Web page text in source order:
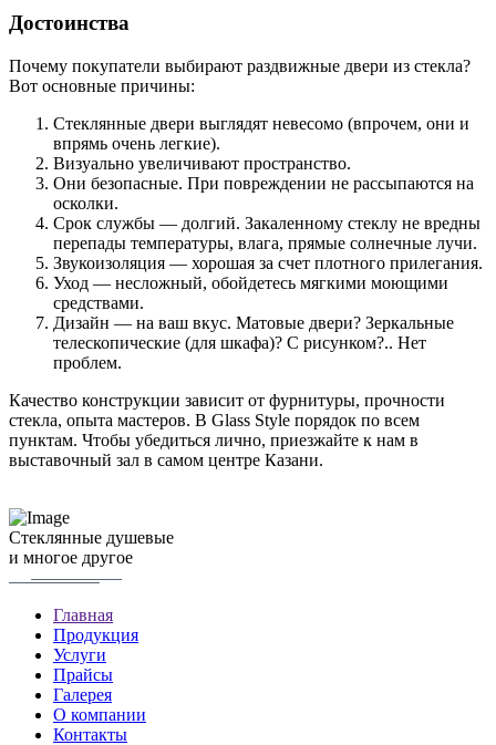
Достоинства
Почему покупатели выбирают раздвижные двери из стекла?
Вот основные причины:
Стеклянные двери выглядят невесомо (впрочем, они и
впрямь очень легкие).
Визуально увеличивают пространство.
Они безопасные. При повреждении не рассыпаются на
осколки.
Срок службы — долгий. Закаленному стеклу не вредны
перепады температуры, влага, прямые солнечные лучи.
Звукоизоляция — хорошая за счет плотного прилегания.
Уход — несложный, обойдетесь мягкими моющими
средствами.
Дизайн — на ваш вкус. Матовые двери? Зеркальные
телескопические (для шкафа)? С рисунком?.. Нет
проблем.
Качество конструкции зависит от фурнитуры, прочности
стекла, опыта мастеров. В Glass Style порядок по всем
пунктам. Чтобы убедиться лично, приезжайте к нам в
выставочный зал в самом центре Казани.
Стеклянные душевые
и многое другое
Главная
Продукция
Услуги
Прайсы
Галерея
О компании
Контакты